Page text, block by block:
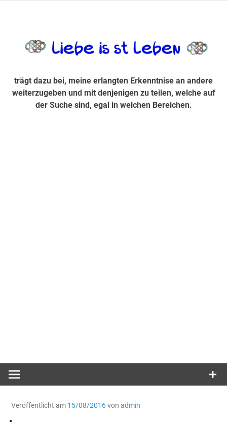
Suche sind, egal in welchen Bereichen.
trägt dazu bei, meine erlangten Erkenntnise an andere
weiterzugeben und mit denjenigen zu teilen, welche auf
der Suche sind, egal in welchen Bereichen.
Veröffentlicht am 15/08/2016von admin